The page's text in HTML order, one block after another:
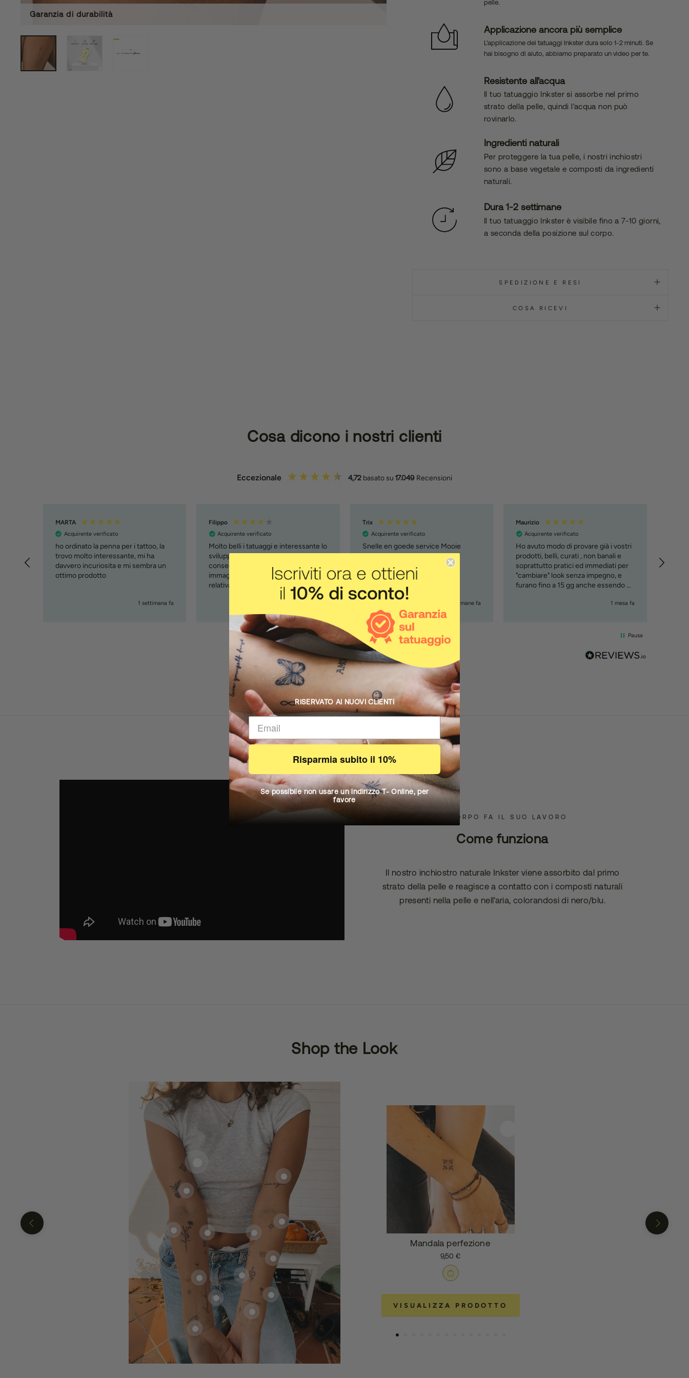
Garanzia di durabilità
pelle.
Applicazione ancora più semplice
L'applicazione dei tatuaggi Inkster dura solo 1-2 minuti. Se
hai bisogno di aiuto, abbiamo preparato un video per te.
Resistente all'acqua
Il tuo tatuaggio Inkster si assorbe nel primo
strato della pelle, quindi l'acqua non può
rovinarlo.
Ingredienti naturali
Per proteggere la tua pelle, i nostri inchiostri
sono a base vegetale e composti da ingredienti
naturali.
Dura 1-2 settimane
Il tuo tatuaggio Inkster è visibile fino a 7-10 giorni,
a seconda della posizione sul corpo.
SPEDIZIONE E RESI
COSA RICEVI
Cosa dicono i nostri clienti
Eccezionale 4,72 basato su 17.049 Recensioni
MARTA
Acquirente verificato
ho ordinato la penna per i tattoo, la
trovo molto interessante, mi ha
davvero incuriosita e mi sembra un
ottimo prodotto
1 settimana fa
Filippo
Acquirente verificato
Molto belli i tatuaggi e interessante lo
sviluppo di tatuaggi custom. La
consegna è un pochino lenta, ma
immagino sia per i due prodotti
relativamente nuovi che ho ordinato
Trix
Acquirente verificato
Snelle en goede service Mooie
afbeeldingen Gewoon blij mee
3 settimane fa
Maurizio
Acquirente verificato
Ho avuto modo di provare già i vostri
prodotti, belli, curati , non banali e
soprattutto pratici ed immediati per
"cambiare" look senza impegno, e
furano fino a 15 gg anche essendo al
1 mesa fa
Pausa
IL CORPO FA IL SUO LAVORO
Come funziona
Il nostro inchiostro naturale Inkster viene assorbito dal primo
strato della pelle e reagisce a contatto con i composti naturali
presenti nella pelle e nell'aria, colorandosi di nero/blu.
Shop the Look
Mandala perfezione
9,50 €
VISUALIZZA PRODOTTO
RISERVATO AI NUOVI CLIENTI
Risparmia subito il 10%
Se possibile non usare un indirizzo T- Online, per
favore